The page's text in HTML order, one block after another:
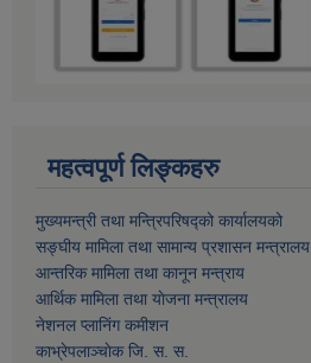
महत्वपूर्ण लिङ्कहरु
मुख्यमन्त्री तथा मन्त्रिपरिषद्को कार्यालयको
सङ्घीय मामिला तथा सामान्य प्रशासन मन्त्रालय
आन्तरिक मामिला तथा कानून मन्त्राय
आर्थिक मामिला तथा याेजना मन्त्रालय
नेशनल प्लानिंग कमीशन
काभ्रेपलाञ्चाेक जि. स. स.